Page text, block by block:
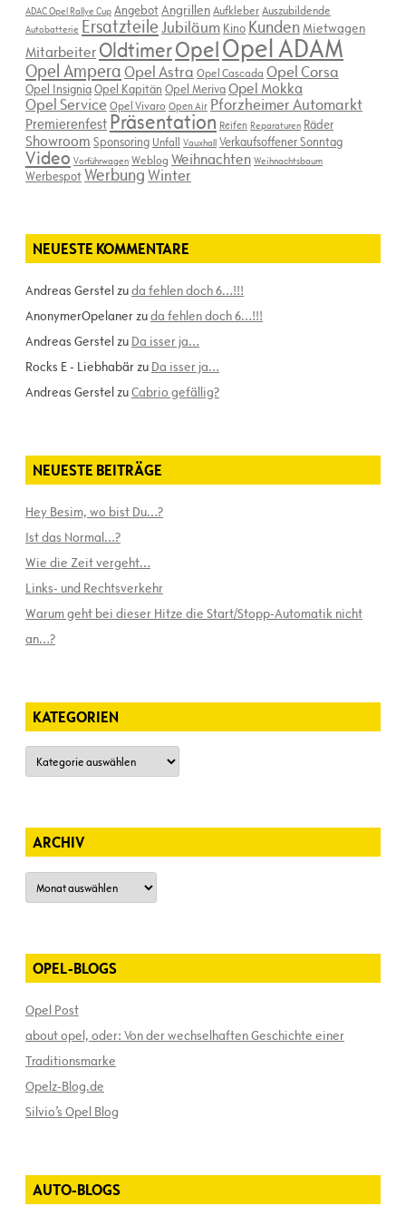
ADAC Opel Rallye Cup AngebotAngrillenAufkleberAuszubildende
Autobatterie ErsatzteileJubiläum Kino KundenMietwagen
Mitarbeiter OldtimerOpelOpel ADAM
Opel AmperaOpel Astra Opel Cascada Opel Corsa
Opel InsigniaOpel Kapitän Opel MerivaOpel Mokka
Opel ServiceOpel Vivaro Open Air Pforzheimer Automarkt
Premierenfest Präsentation Reifen Reparaturen Räder
Showroom Sponsoring Unfall Vauxhall Verkaufsoffener Sonntag
Video Vorführwagen Weblog Weihnachten Weihnachtsbaum
WerbespotWerbungWinter
NEUESTE KOMMENTARE
Andreas Gerstelzuda fehlen doch 6…!!!
AnonymerOpelanerzuda fehlen doch 6…!!!
Andreas Gerstelzu Da isser ja…
Rocks E - Liebhabärzu Da isser ja…
Andreas GerstelzuCabrio gefällig?
NEUESTE BEITRÄGE
Hey Besim, wo bist Du…?
Ist das Normal…?
Wie die Zeit vergeht…
Links- und Rechtsverkehr
Warum geht bei dieser Hitze die Start/Stopp-Automatik nicht
an…?
KATEGORIEN
Kategorien
ARCHIV
Archiv
OPEL-BLOGS
Opel Post
about opel, oder: Von der wechselhaften Geschichte einer
Traditionsmarke
Opelz-Blog.de
Silvio’s Opel Blog
AUTO-BLOGS